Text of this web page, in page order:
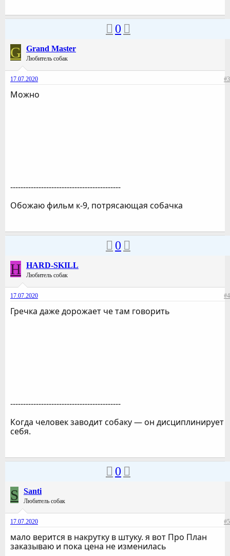
0
G Grand Master
Любитель собак
17.07.2020 #3
Можно
-------------------------------------------
Обожаю фильм к-9, потрясающая собачка
0
H HARD-SKILL
Любитель собак
17.07.2020 #4
Гречка даже дорожает че там говорить
-------------------------------------------
Когда человек заводит собаку — он дисциплинирует
себя.
0
S Santi
Любитель собак
17.07.2020 #5
мало верится в накрутку в штуку. я вот Про План
заказываю и пока цена не изменилась